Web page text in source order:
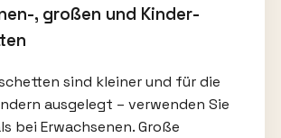
, großen und Kinder-
sind kleiner und für die
ausgelegt – verwenden Sie
bei Erwachsenen. Große